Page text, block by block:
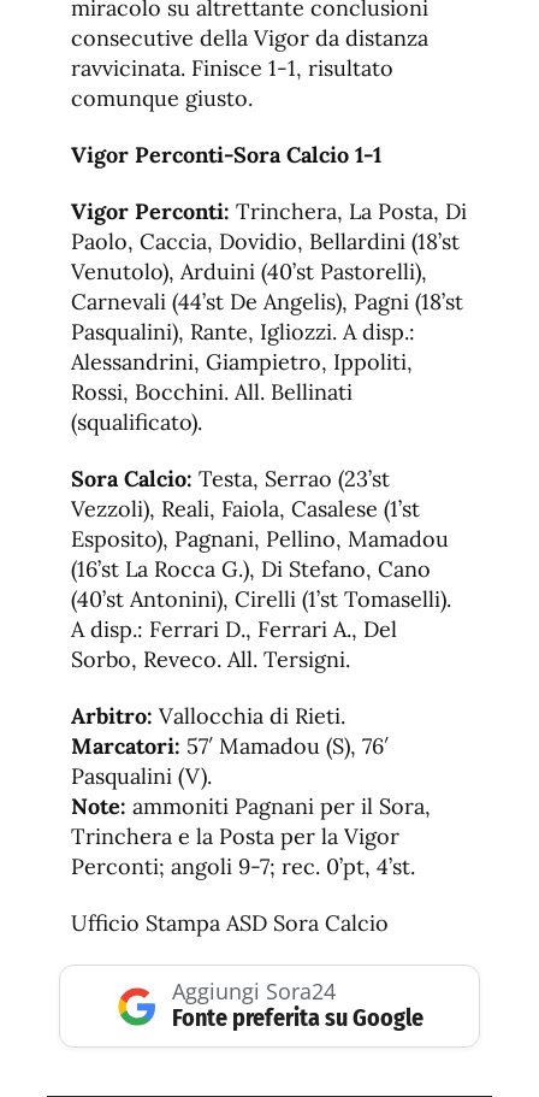
miracolo su altrettante conclusioni
consecutive della Vigor da distanza
ravvicinata. Finisce 1-1, risultato
comunque giusto.
Vigor Perconti-Sora Calcio 1-1
Vigor Perconti: Trinchera, La Posta, Di
Paolo, Caccia, Dovidio, Bellardini (18’st
Venutolo), Arduini (40’st Pastorelli),
Carnevali (44’st De Angelis), Pagni (18’st
Pasqualini), Rante, Igliozzi. A disp.:
Alessandrini, Giampietro, Ippoliti,
Rossi, Bocchini. All. Bellinati
(squalificato).
Sora Calcio: Testa, Serrao (23’st
Vezzoli), Reali, Faiola, Casalese (1’st
Esposito), Pagnani, Pellino, Mamadou
(16’st La Rocca G.), Di Stefano, Cano
(40’st Antonini), Cirelli (1’st Tomaselli).
A disp.: Ferrari D., Ferrari A., Del
Sorbo, Reveco. All. Tersigni.
Arbitro: Vallocchia di Rieti.
Marcatori: 57′ Mamadou (S), 76′
Pasqualini (V).
Note: ammoniti Pagnani per il Sora,
Trinchera e la Posta per la Vigor
Perconti; angoli 9-7; rec. 0’pt, 4’st.
Ufficio Stampa ASD Sora Calcio
Aggiungi Sora24
Fonte preferita su Google